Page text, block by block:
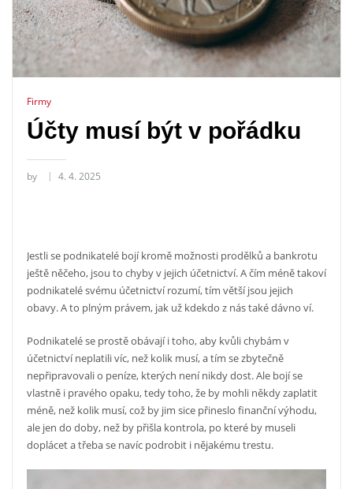
Firmy
Účty musí být v pořádku
by 4. 4. 2025
Jestli se podnikatelé bojí kromě možnosti prodělků a bankrotu
ještě něčeho, jsou to chyby v jejich účetnictví. A čím méně takoví
podnikatelé svému účetnictví rozumí, tím větší jsou jejich
obavy. A to plným právem, jak už kdekdo z nás také dávno ví.
Podnikatelé se prostě obávají i toho, aby kvůli chybám v
účetnictví neplatili víc, než kolik musí, a tím se zbytečně
nepřipravovali o peníze, kterých není nikdy dost. Ale bojí se
vlastně i pravého opaku, tedy toho, že by mohli někdy zaplatit
méně, než kolik musí, což by jim sice přineslo finanční výhodu,
ale jen do doby, než by přišla kontrola, po které by museli
doplácet a třeba se navíc podrobit i nějakému trestu.